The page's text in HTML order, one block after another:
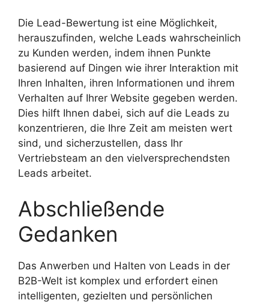
Die Lead-Bewertung ist eine Möglichkeit,
herauszufinden, welche Leads wahrscheinlich
zu Kunden werden, indem ihnen Punkte
basierend auf Dingen wie ihrer Interaktion mit
Ihren Inhalten, ihren Informationen und ihrem
Verhalten auf Ihrer Website gegeben werden.
Dies hilft Ihnen dabei, sich auf die Leads zu
konzentrieren, die Ihre Zeit am meisten wert
sind, und sicherzustellen, dass Ihr
Vertriebsteam an den vielversprechendsten
Leads arbeitet.
Abschließende
Gedanken
Das Anwerben und Halten von Leads in der
B2B-Welt ist komplex und erfordert einen
intelligenten, gezielten und persönlichen